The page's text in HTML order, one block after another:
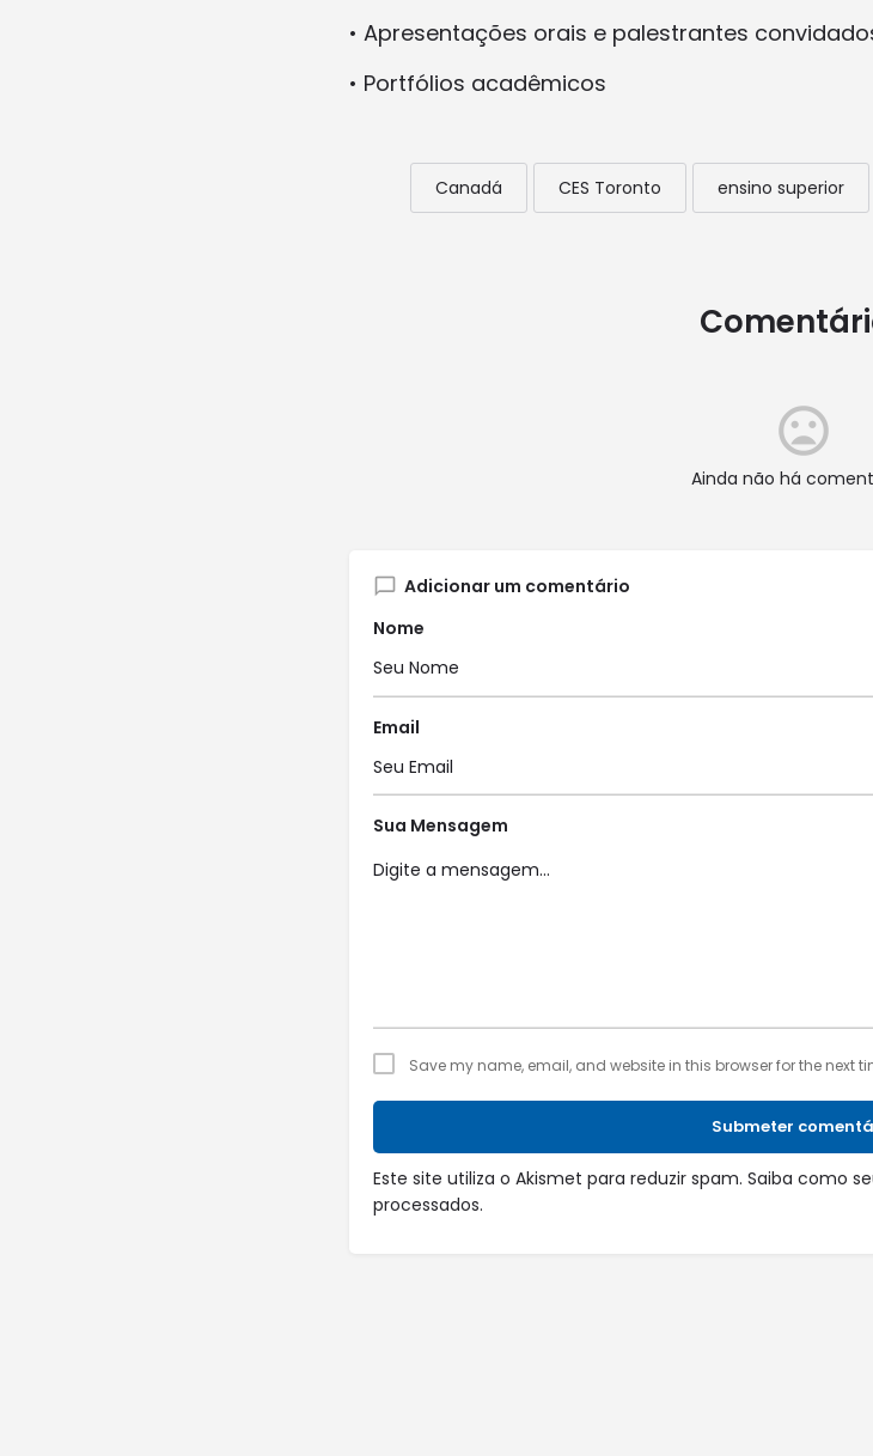
• Apresentações orais e palestrantes
• Portfólios acadêmicos
Canadá CES Toronto ensino superior
Ainda não há
Adicionar um comentário
Nome
Email
Sua Mensagem
Save my name, email, and website in this browser for the next
Submeter
Este site utiliza o Akismet para reduzir spam. Saiba como
processados.